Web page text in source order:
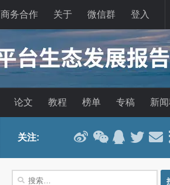
商务合作 关于 微信群 登入
论文 教程 榜单 专稿 新
关注:
搜